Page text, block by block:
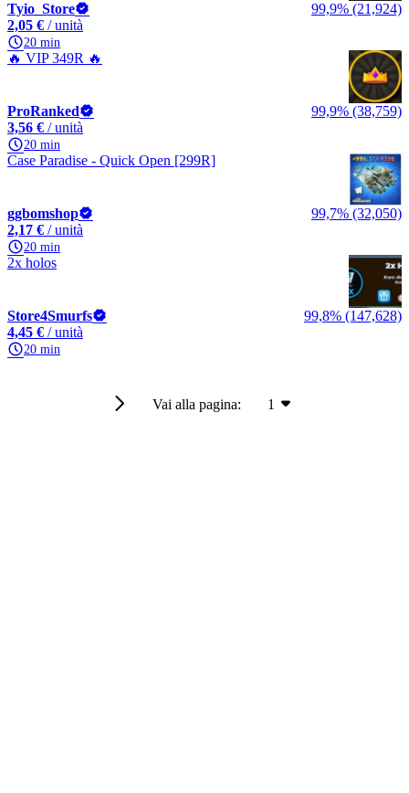
Tyio_Store
99,9% (21,924)
2,05 € / unità
20 min
🔥 VIP 349R 🔥
ProRanked
99,9% (38,759)
3,56 € / unità
20 min
Case Paradise - Quick Open [299R]
ggbomshop
99,7% (32,050)
2,17 € / unità
20 min
2x holos
Store4Smurfs
99,8% (147,628)
4,45 € / unità
20 min
Vai alla pagina: 1